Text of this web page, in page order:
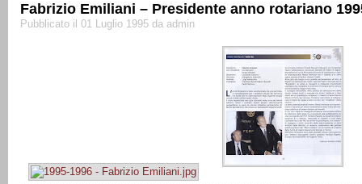
Fabrizio Emiliani – Presidente anno rotariano
Pubblicato il 01 Luglio 1995 da admin